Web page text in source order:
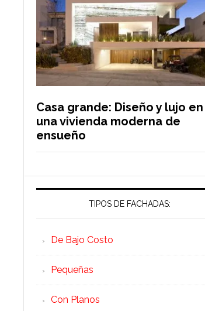
Casa grande: Diseño y lujo en
una vivienda moderna de
ensueño
TIPOS DE FACHADAS:
De Bajo Costo
Pequeñas
Con Planos